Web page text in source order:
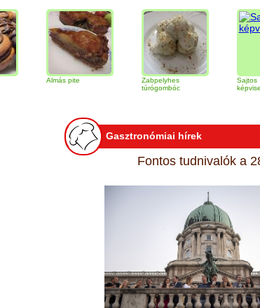
Almás pite
Zabpelyhes
túrógombóc
képviselőfánk
Gasztronómiai hírek
Fontos tudnivalók a